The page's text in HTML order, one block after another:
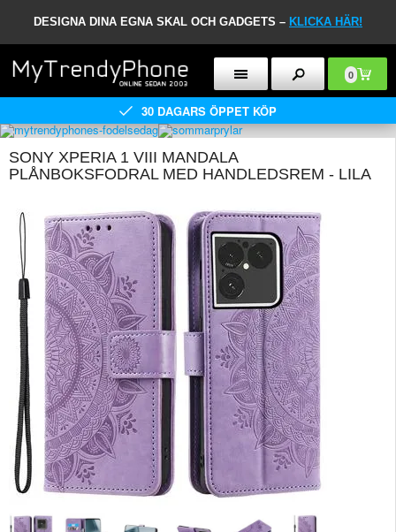
DESIGNA DINA EGNA SKAL OCH GADGETS – KLICKA HÄR!
0
30 DAGARS ÖPPET KÖP
SONY XPERIA 1 VIII MANDALA
PLÅNBOKSFODRAL MED HANDLEDSREM - LILA